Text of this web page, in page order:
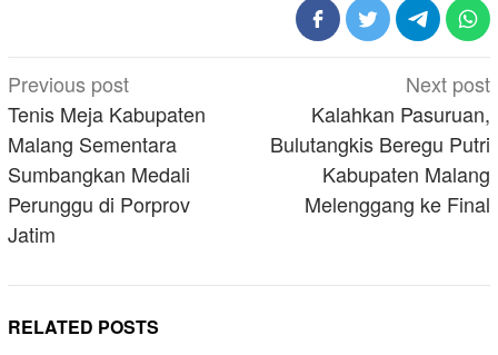
Post
navigation
Previous post
Tenis Meja Kabupaten
Malang Sementara
Sumbangkan Medali
Perunggu di Porprov
Jatim
Next post
Kalahkan Pasuruan,
Bulutangkis Beregu Putri
Kabupaten Malang
Melenggang ke Final
RELATED POSTS